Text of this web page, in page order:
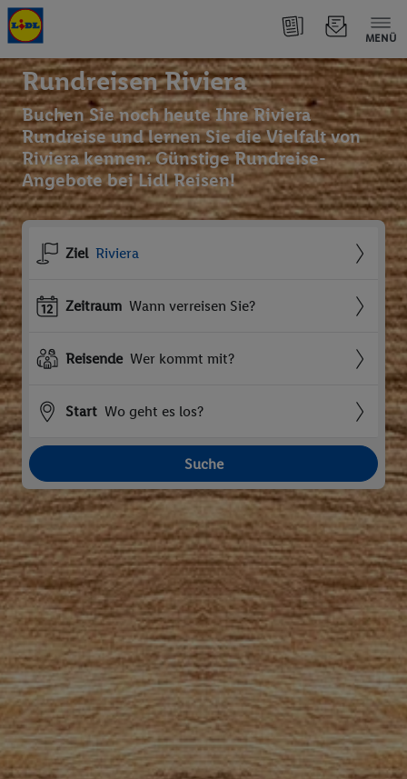
MENÜ
Rundreisen Riviera
Buchen Sie noch heute Ihre Riviera
Rundreise und lernen Sie die Vielfalt von
Riviera kennen. Günstige Rundreise-
Angebote bei Lidl Reisen!
Ziel Riviera
Zeitraum Wann verreisen Sie?
Reisende Wer kommt mit?
Start Wo geht es los?
Suche